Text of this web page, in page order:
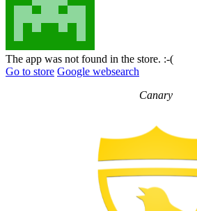
The app was not found in the store. :-(
Go to store Google websearch
Canary